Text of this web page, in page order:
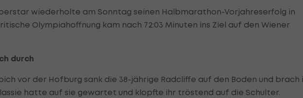
wiederholte am Sonntag seinen Halbmarathon-Vorjahreserfolg in
Olympiahoffnung kam nach 72:03 Minuten ins Ziel auf den Wiener
durch
vor der Hofburg sank die 38-jährige Radcliffe auf den Boden und brach
hatte auf sie gewartet und klopfte ihr tröstend auf die Schulter.